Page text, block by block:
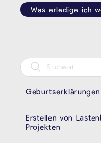
Was erledige ich
Geburtserklärungen
Erstellen von
Projekten